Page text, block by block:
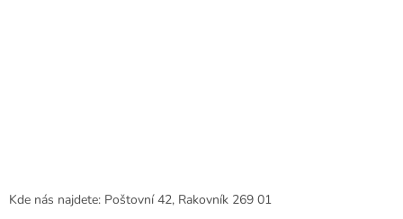
Kde nás najdete: Poštovní 42, Rakovník 269 01